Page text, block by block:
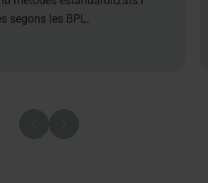
segons les BPL.